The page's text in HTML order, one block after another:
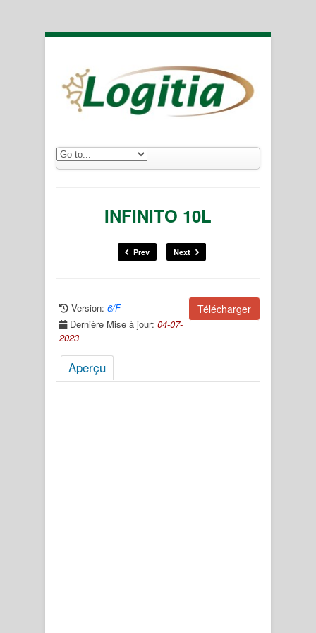
INFINITO 10L
Prev Next
Télécharger
Version: 6/F
Dernière Mise à jour: 04-07-
2023
Aperçu